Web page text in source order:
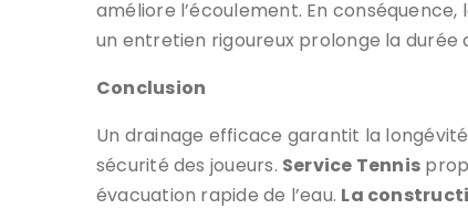
améliore l’écoulement. En
un entretien rigoureux prolonge la durée
Conclusion
Un drainage efficace garantit la
sécurité des joueurs. Service Tennis
évacuation rapide de l’eau. La